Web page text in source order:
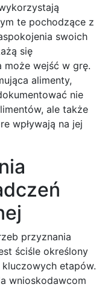
te pochodzące z
swoich
się
może wejść w grę.
alimenty,
nie
ale także
wpływają na jej
przyznania
ściśle określony
etapów.
wnioskodawcom